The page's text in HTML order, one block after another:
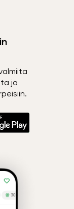
ja